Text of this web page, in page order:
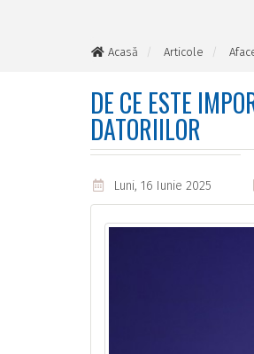
Acasă Articole
DE CE ESTE
DATORIILOR
Luni, 16 Iunie 2025